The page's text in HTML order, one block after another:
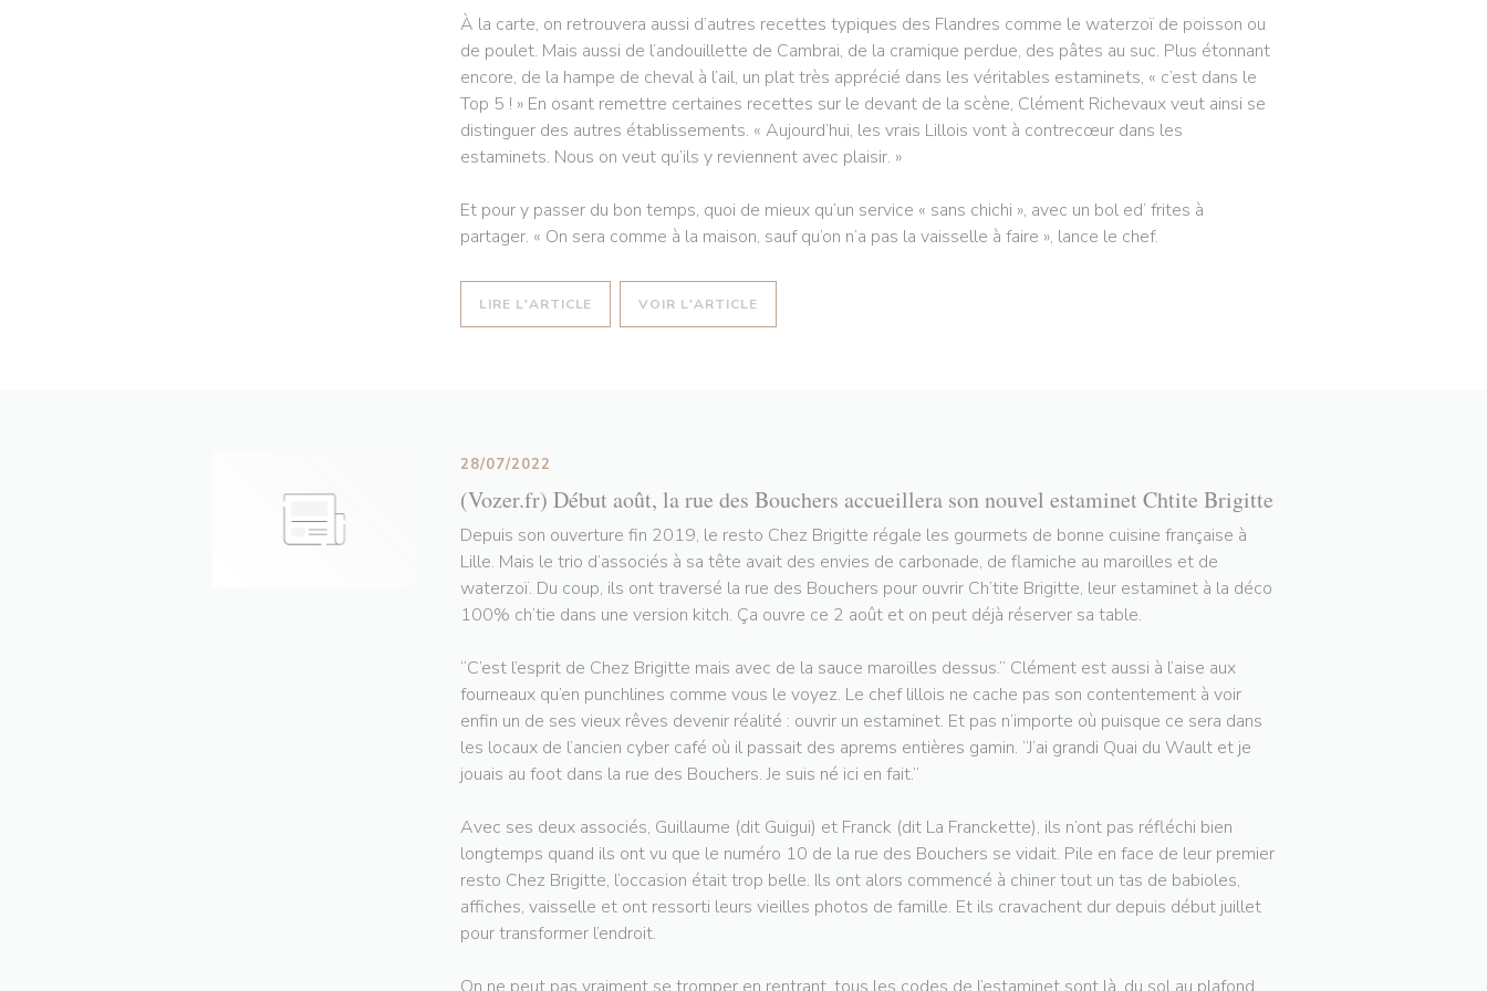
À la carte, on retrouvera aussi d’autres recettes typiques des Flandres comme le waterzoï de poisson ou
de poulet. Mais aussi de l’andouillette de Cambrai, de la cramique perdue, des pâtes au suc. Plus étonnant
encore, de la hampe de cheval à l’ail, un plat très apprécié dans les véritables estaminets, « c’est dans le
Top 5 ! » En osant remettre certaines recettes sur le devant de la scène, Clément Richevaux veut ainsi se
distinguer des autres établissements. « Aujourd’hui, les vrais Lillois vont à contrecœur dans les
estaminets. Nous on veut qu’ils y reviennent avec plaisir. »
Et pour y passer du bon temps, quoi de mieux qu’un service « sans chichi », avec un bol ed’ frites à
partager. « On sera comme à la maison, sauf qu’on n’a pas la vaisselle à faire », lance le chef.
LIRE L'ARTICLE ((OUVRE UNE NOUVELLE FENÊTRE))
VOIR L'ARTICLE((OUVRE UNE NOUVELLE FENÊTRE))
(Vozer.fr) Début août, la rue des Bouchers accueillera son nouvel estaminet Chtite Brigitte
28/07/2022
Depuis son ouverture fin 2019, le resto Chez Brigitte régale les gourmets de bonne cuisine française à
Lille. Mais le trio d’associés à sa tête avait des envies de carbonade, de flamiche au maroilles et de
waterzoï. Du coup, ils ont traversé la rue des Bouchers pour ouvrir Ch’tite Brigitte, leur estaminet à la déco
100% ch’tie dans une version kitch. Ça ouvre ce 2 août et on peut déjà réserver sa table.
“C’est l’esprit de Chez Brigitte mais avec de la sauce maroilles dessus.” Clément est aussi à l’aise aux
fourneaux qu’en punchlines comme vous le voyez. Le chef lillois ne cache pas son contentement à voir
enfin un de ses vieux rêves devenir réalité : ouvrir un estaminet. Et pas n’importe où puisque ce sera dans
les locaux de l’ancien cyber café où il passait des aprems entières gamin. “J’ai grandi Quai du Wault et je
jouais au foot dans la rue des Bouchers. Je suis né ici en fait.”
Avec ses deux associés, Guillaume (dit Guigui) et Franck (dit La Franckette), ils n’ont pas réfléchi bien
longtemps quand ils ont vu que le numéro 10 de la rue des Bouchers se vidait. Pile en face de leur premier
resto Chez Brigitte, l’occasion était trop belle. Ils ont alors commencé à chiner tout un tas de babioles,
affiches, vaisselle et ont ressorti leurs vieilles photos de famille. Et ils cravachent dur depuis début juillet
pour transformer l’endroit.